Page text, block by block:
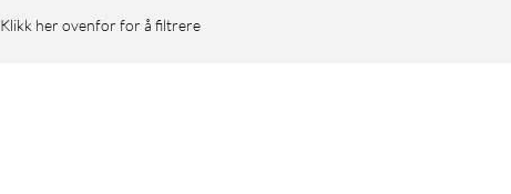
Klikk her ovenfor for å filtrere